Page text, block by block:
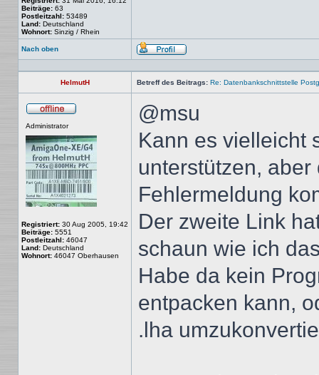
Beiträge: 63
Postleitzahl: 53489
Land: Deutschland
Wohnort: Sinzig / Rhein
Nach oben
Profil
HelmutH Betreff des Beitrags: Re: Datenbankschnittstelle
Administrator
Registriert: 30 Aug 2005, 19:42
Beiträge: 5551
Postleitzahl: 46047
Land: Deutschland
Wohnort: 46047 Oberhausen
@msu
Kann es vielleicht
unterstützen,
Fehlermeldung
Der zweite Link
schaun wie ich
Habe da kein
entpacken kann,
.lha